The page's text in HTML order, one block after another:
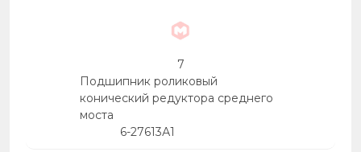
7
Подшипник роликовый
конический редуктора среднего
моста
6-27613А1